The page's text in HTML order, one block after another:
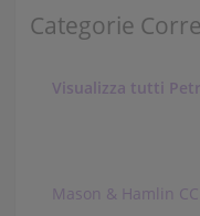
Categorie
Visualizza tutti
Mason & Hamlin CC